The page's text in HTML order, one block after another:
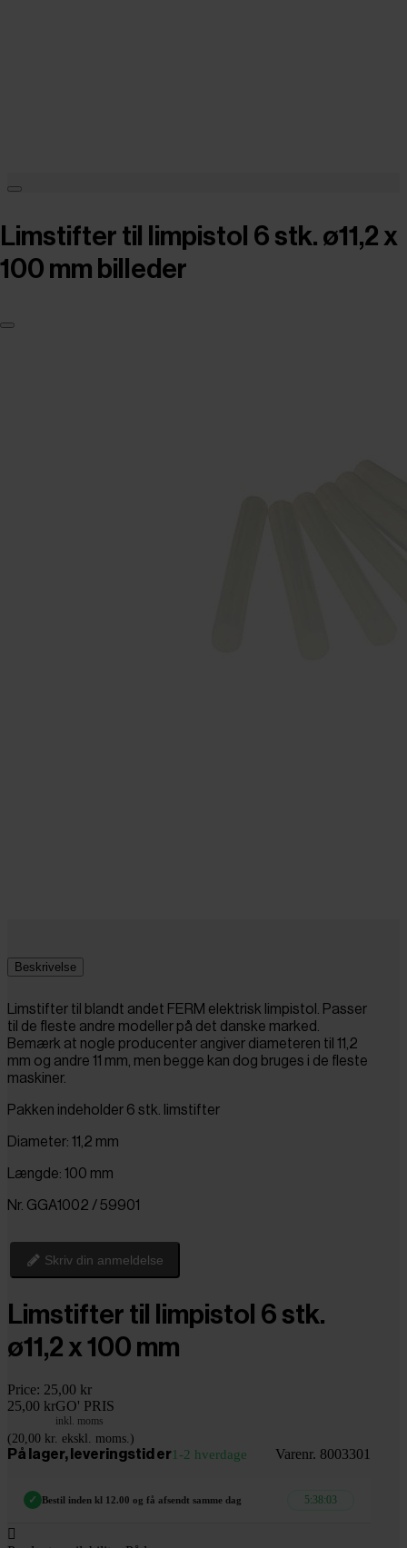
Limstifter til limpistol 6 stk. ø11,2 x
100 mm billeder
Beskrivelse
Limstifter til blandt andet FERM elektrisk limpistol. Passer
til de fleste andre modeller på det danske marked.
Bemærk at nogle producenter angiver diameteren til 11,2
mm og andre 11 mm, men begge kan dog bruges i de fleste
maskiner.
Pakken indeholder 6 stk. limstifter
Diameter: 11,2 mm
Længde: 100 mm
Nr. GGA1002 / 59901
Skriv din anmeldelse
Limstifter til limpistol 6 stk.
ø11,2 x 100 mm
Price: 25,00 kr
25,00 krGO' PRIS
inkl. moms
(20,00 kr. ekskl. moms.)
På lager, leveringstid er1-2 hverdage Varenr. 8003301
✓ Bestil inden kl 12.00 og få afsendt samme dag 5:38:02
